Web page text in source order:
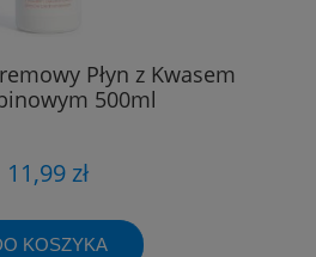
Płyn z Kwasem
500ml
11,99 zł
KOSZYKA